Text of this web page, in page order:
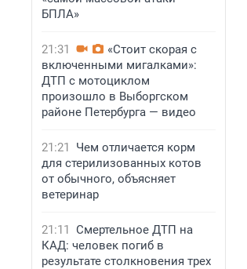
БПЛА»
21:31
«Стоит скорая с
включенными мигалками»:
ДТП с мотоциклом
произошло в Выборгском
районе Петербурга — видео
21:21
Чем отличается корм
для стерилизованных котов
от обычного, объясняет
ветеринар
21:11 Смертельное ДТП на
КАД: человек погиб в
результате столкновения трех